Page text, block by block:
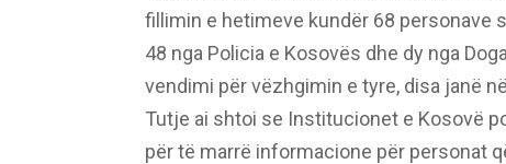
fillimin e hetimeve kundër 68 personave
48 nga Policia e Kosovës dhe dy nga
vendimi për vëzhgimin e tyre, disa janë
Tutje ai shtoi se Institucionet e Kosovë
për të marrë informacione për personat